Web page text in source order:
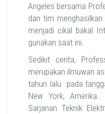
Angeles bersama
dan tim
menjadi cikal bakal
gunakan saat ini.
Sedikit cerita,
merupakan ilmuwan
tahun lalu pada
New York, Amerika.
Sarjanan Teknik